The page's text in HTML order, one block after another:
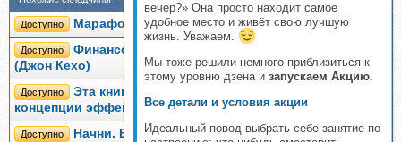
вечер?» Она просто находит самое
удобное место и живёт свою лучшую
жизнь. Уважаем.
Мы тоже решили немного приблизиться к
этому уровню дзена и запускаем Акцию.
Все детали и условия акции
Идеальный повод выбрать себе занятие по
Доступно Марафон «Финансовое изобилие» (Джон Кехо)
Доступно
Финансовое изобилие 2.0. Тариф Для всех
(Джон Кехо)
Доступно
Эта книга сделает вас умнее. Новые научные
концепции эффективного мышления (Брокман Джон)
Доступно Начни. Врежь страху по лицу (Джон Эйкафф)